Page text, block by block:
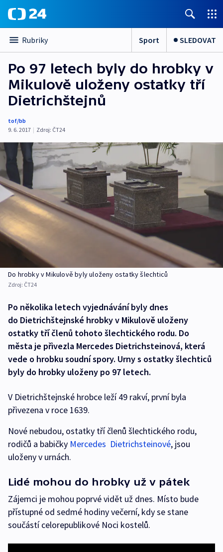
Rubriky Sport SLEDOVAT
Po 97 letech byly do hrobky v
Mikulově uloženy ostatky tří
Dietrichštejnů
tof/bb
9. 6. 2017 | Zdroj: ČT24
Do hrobky v Mikulově byly uloženy ostatky šlechticů
Zdroj: ČT24
Po několika letech vyjednávání byly dnes
do Dietrichštejnské hrobky v Mikulově uloženy
ostatky tří členů tohoto šlechtického rodu. Do
města je přivezla Mercedes Dietrichsteinová, která
vede o hrobku soudní spory. Urny s ostatky šlechticů
byly do hrobky uloženy po 97 letech.
V Dietrichštejnské hrobce leží 49 rakví, první byla
přivezena v roce 1639.
Nové nebudou, ostatky tří členů šlechtického rodu,
rodičů a babičky Mercedes Dietrichsteinové, jsou
uloženy v urnách.
Lidé mohou do hrobky už v pátek
Zájemci je mohou poprvé vidět už dnes. Místo bude
přístupné od sedmé hodiny večerní, kdy se stane
součástí celorepublikové Noci kostelů.